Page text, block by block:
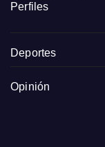
Perfiles
Deportes
Opinión